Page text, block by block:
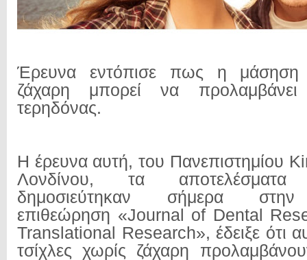
Έρευνα εντόπισε πως η μάσηση
ζάχαρη μπορεί να
τερηδόνας.
Η έρευνα αυτή, του Πανεπιστημίου
Λονδίνου, τα
δημοσιεύτηκαν σήμερα στην
επιθεώρηση «Journal of Dental
Translational Research», έδειξε ότι
τσίχλες χωρίς ζάχαρη